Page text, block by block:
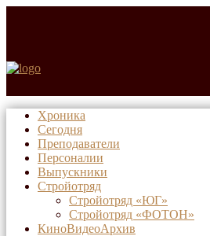
Хроника
Сегодня
Преподаватели
Персоналии
Выпускники
Стройотряд
Стройотряд «ЮГ»
Стройотряд «ФОТОН»
КиноВидеоАрхив